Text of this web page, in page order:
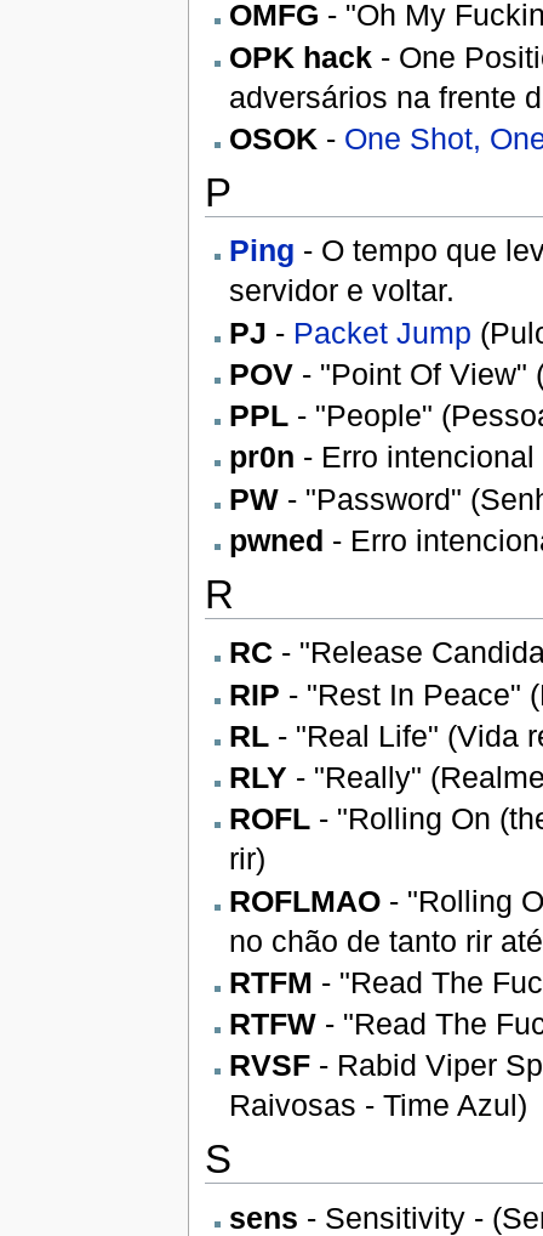
OMFG - "Oh My
OPK hack- One
adversários na frente
OSOK - One Shot,
P
Ping - O tempo que
servidor e voltar.
PJ - Packet Jump
POV- "Point Of View"
PPL- "People"
pr0n - Erro
PW- "Password"
pwned - Erro
R
RC- "Release
RIP - "Rest In Peace"
RL- "Real Life" (Vida
RLY - "Really"
ROFL- "Rolling On
rir)
ROFLMAO- "Rolling
no chão de tanto rir
RTFM - "Read The
RTFW- "Read The
RVSF- Rabid Viper
Raivosas - Time Azul)
S
sens - Sensitivity -